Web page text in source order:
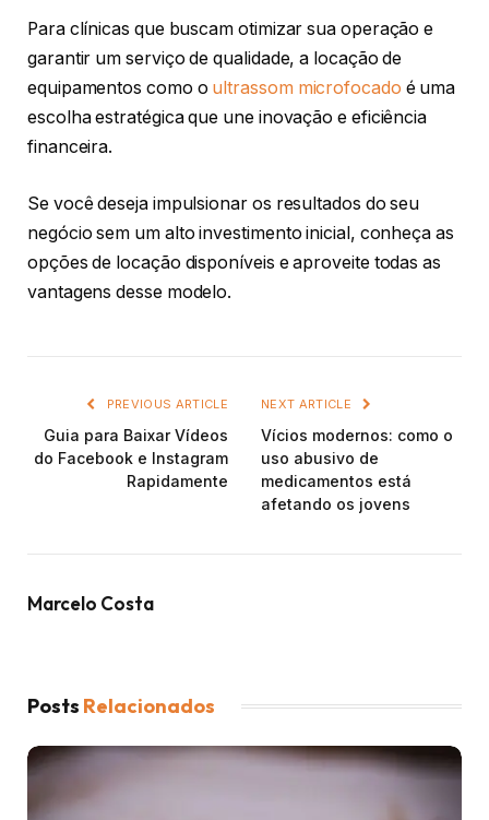
Para clínicas que buscam otimizar sua operação e
garantir um serviço de qualidade, a locação de
equipamentos como o ultrassom microfocado é uma
escolha estratégica que une inovação e eficiência
financeira.
Se você deseja impulsionar os resultados do seu
negócio sem um alto investimento inicial, conheça as
opções de locação disponíveis e aproveite todas as
vantagens desse modelo.
PREVIOUS ARTICLE
Guia para Baixar Vídeos
do Facebook e Instagram
Rapidamente
NEXT ARTICLE
Vícios modernos: como o
uso abusivo de
medicamentos está
afetando os jovens
Marcelo Costa
Posts Relacionados